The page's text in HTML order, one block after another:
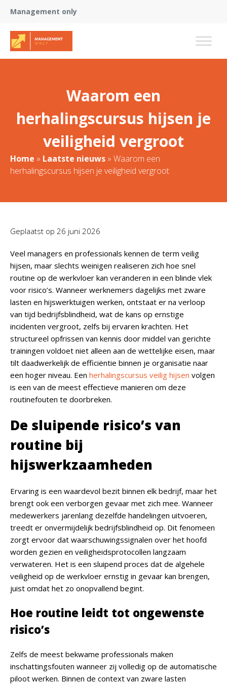
Management only
Waarom een
herhalingscursus hijsen je
veiligheid vergroot
Home » Laatste nieuws » Waarom een
herhalingscursus hijsen je veiligheid vergroot
Geplaatst op 26 juni 2026
Veel managers en professionals kennen de term veilig
hijsen, maar slechts weinigen realiseren zich hoe snel
routine op de werkvloer kan veranderen in een blinde vlek
voor risico’s. Wanneer werknemers dagelijks met zware
lasten en hijswerktuigen werken, ontstaat er na verloop
van tijd bedrijfsblindheid, wat de kans op ernstige
incidenten vergroot, zelfs bij ervaren krachten. Het
structureel opfrissen van kennis door middel van gerichte
trainingen voldoet niet alleen aan de wettelijke eisen, maar
tilt daadwerkelijk de efficiëntie binnen je organisatie naar
een hoger niveau. Een herhalingscursus veilig hijsen volgen
is een van de meest effectieve manieren om deze
routinefouten te doorbreken.
De sluipende risico’s van
routine bij
hijswerkzaamheden
Ervaring is een waardevol bezit binnen elk bedrijf, maar het
brengt ook een verborgen gevaar met zich mee. Wanneer
medewerkers jarenlang dezelfde handelingen uitvoeren,
treedt er onvermijdelijk bedrijfsblindheid op. Dit fenomeen
zorgt ervoor dat waarschuwingssignalen over het hoofd
worden gezien en veiligheidsprotocollen langzaam
verwateren. Het is een sluipend proces dat de algehele
veiligheid op de werkvloer ernstig in gevaar kan brengen,
juist omdat het zo onopvallend begint.
Hoe routine leidt tot ongewenste
risico’s
Zelfs de meest bekwame professionals maken
inschattingsfouten wanneer zij volledig op de automatische
piloot werken. Binnen de context van zware lasten